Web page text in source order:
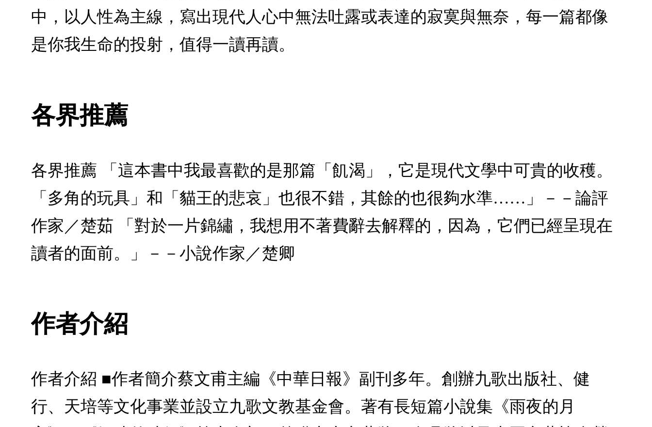
中，以人性為主線，寫出現代人心中無法吐露或表達的寂寞與無奈，每一篇都像
是你我生命的投射，值得一讀再讀。
各界推薦
各界推薦 「這本書中我最喜歡的是那篇「飢渴」，它是現代文學中可貴的收穫。
「多角的玩具」和「貓王的悲哀」也很不錯，其餘的也很夠水準……」－－論評
作家／楚茹 「對於一片錦繡，我想用不著費辭去解釋的，因為，它們已經呈現在
讀者的面前。」－－小說作家／楚卿
作者介紹
作者介紹 ■作者簡介蔡文甫主編《中華日報》副刊多年。創辦九歌出版社、健
行、天培等文化事業並設立九歌文教基金會。著有長短篇小說集《雨夜的月